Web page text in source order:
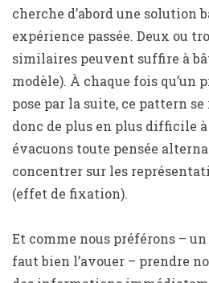
cherche d’abord une solution
expérience passée. Deux ou
similaires peuvent suffire à
modèle). À chaque fois qu’un
pose par la suite, ce pattern
donc de plus en plus difficile
évacuons toute pensée
concentrer sur les
(effet de fixation).
Et comme nous préférons –
faut bien l’avouer – prendre